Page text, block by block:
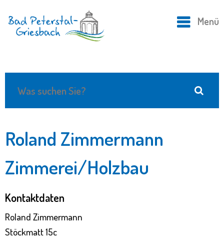
Menü
Roland Zimmermann
Zimmerei/Holzbau
Kontaktdaten
Roland Zimmermann
Stöckmatt 15c